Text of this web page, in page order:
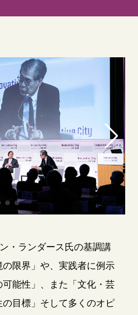
・ランダース氏の基調講
限界」や、実践者に例示
能性」、また「文化・芸
目標」そして多くのオピ